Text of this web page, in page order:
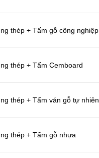
thép + Tấm gỗ công nghiệp
thép + Tấm Cemboard
thép + Tấm ván gỗ tự nhiên
thép + Tấm gỗ nhựa